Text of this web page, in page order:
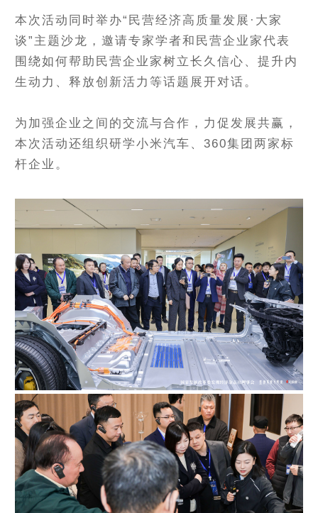
本次活动同时举办“民营经济高质量发展·大家
谈”主题沙龙，邀请专家学者和民营企业家代表
围绕如何帮助民营企业家树立长久信心、提升内
生动力、释放创新活力等话题展开对话。
为加强企业之间的交流与合作，力促发展共赢，
本次活动还组织研学小米汽车、360集团两家标
杆企业。